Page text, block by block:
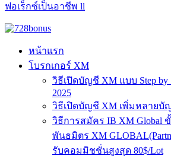
ฟอเร็กซ์เป็นอาชีพ ll
หน้าแรก
โบรกเกอร์ XM
วิธีเปิดบัญชี XM แบบ Step
2025
วิธีเปิดบัญชี XM เพิ่มหลายบั
วิธีการสมัคร IB XM Global
พันธมิตร XM
รับคอมมิชชั่นสูงสุด 80$/Lot